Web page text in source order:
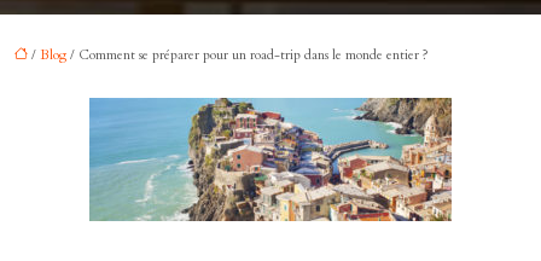
/ Blog / Comment se préparer pour un road-trip dans le monde entier ?